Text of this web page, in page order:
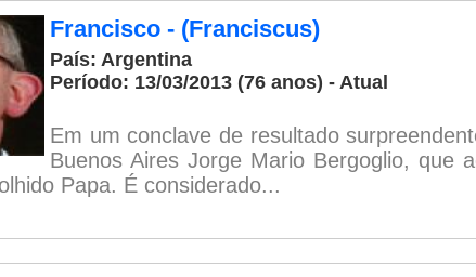
Francisco - (Franciscus)
País: Argentina
Período: 13/03/2013 (76 anos) - Atual
Em um conclave de resultado
Buenos Aires Jorge Mario Bergoglio, que
Papa. É considerado...